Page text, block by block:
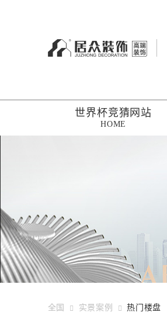
世界杯竞猜网站
HOME
全国 实景案例 热门楼盘